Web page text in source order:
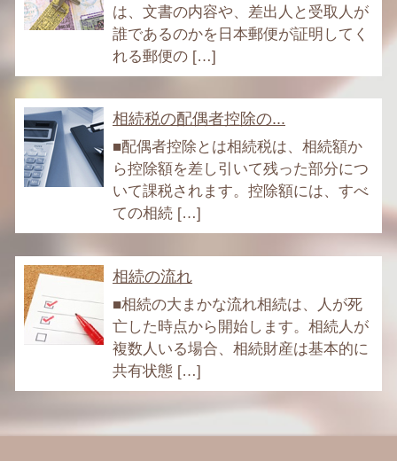
は、文書の内容や、差出人と受取人が
誰であるのかを日本郵便が証明してく
れる郵便の […]
相続税の配偶者控除の...
■配偶者控除とは相続税は、相続額か
ら控除額を差し引いて残った部分につ
いて課税されます。控除額には、すべ
ての相続 […]
相続の流れ
■相続の大まかな流れ相続は、人が死
亡した時点から開始します。相続人が
複数人いる場合、相続財産は基本的に
共有状態 […]